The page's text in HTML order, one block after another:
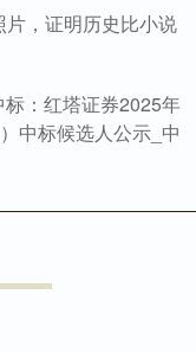
，证明历史比小说
：红塔证券2025年
中标候选人公示_中